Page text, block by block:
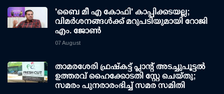
'ബൈ മീ എ കോഫി' കാപ്പിക്കടയല്ല;
വിമര്‍ശനങ്ങള്‍ക്ക് മറുപടിയുമായി റോജി
എം. ജോണ്‍
07 August
താമരശേരി ഫ്രഷ്കട്ട് പ്ലാന്റ് അടച്ചുപൂട്ടൽ
ഉത്തരവ് ഹൈക്കോടതി സ്റ്റേ ചെയ്തു;
സമരം പുനരാരംഭിച്ച് സമര സമിതി